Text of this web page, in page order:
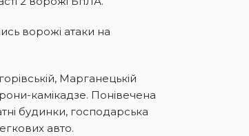
ворожі атаки на
Марганецькій
камікадзе. Понівечена
будинки, господарська
авто.